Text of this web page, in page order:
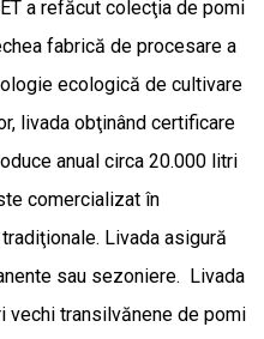
a refăcut colecţia de pomi
fabrică de procesare a
ecologică de cultivare
livada obţinând certificare
anual circa 20.000 litri
comercializat în
Livada asigură
sau sezoniere. Livada
vechi transilvănene de pomi